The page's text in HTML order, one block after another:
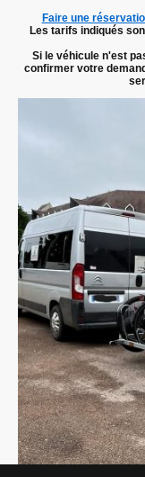
Faire une
Les tarifs indiqués
Si le véhicule n'est
confirmer votre